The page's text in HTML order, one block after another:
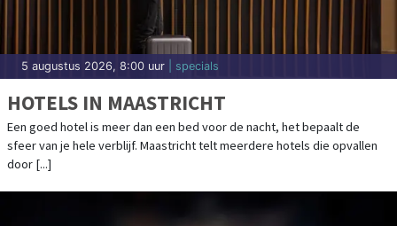
5 augustus 2026, 8:00 uur | specials
HOTELS IN MAASTRICHT
Een goed hotel is meer dan een bed voor de nacht, het bepaalt de
sfeer van je hele verblijf. Maastricht telt meerdere hotels die opvallen
door [...]